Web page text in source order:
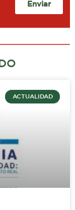
Enviar
ACTUALIDAD